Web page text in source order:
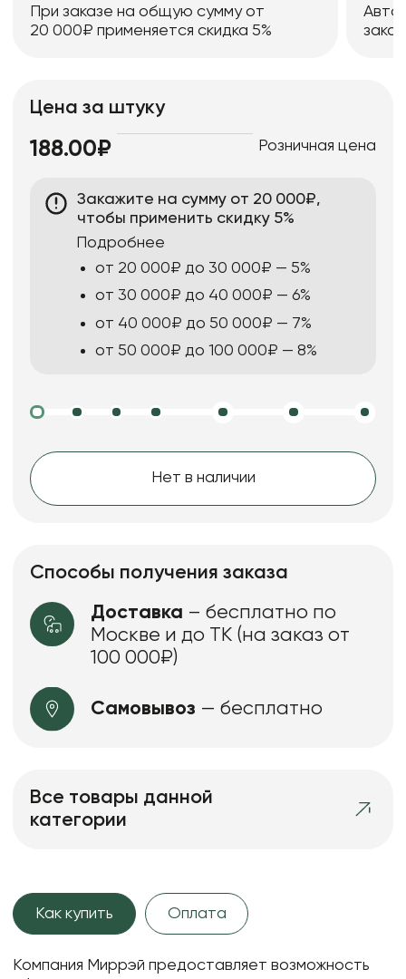
При заказе на общую сумму от
20 000₽ применяется скидка 5%
Цена за штуку
188.00₽ Розничная цена
Закажите на сумму от 20 000₽,
чтобы применить скидку 5%
Подробнее
от 20 000₽ до 30 000₽ — 5%
от 30 000₽ до 40 000₽ — 6%
от 40 000₽ до 50 000₽ — 7%
от 50 000₽ до 100 000₽ — 8%
Нет в наличии
Способы получения заказа
Доставка – бесплатно по
Москве и до ТК (на заказ от
100 000₽)
Самовывоз — бесплатно
Все товары данной
категории
Как купить Оплата
Компания Миррэй предоставляет возможность